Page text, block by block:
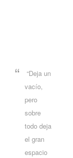
“Deja un
vacío,
pero
sobre
todo deja
el gran
espacio